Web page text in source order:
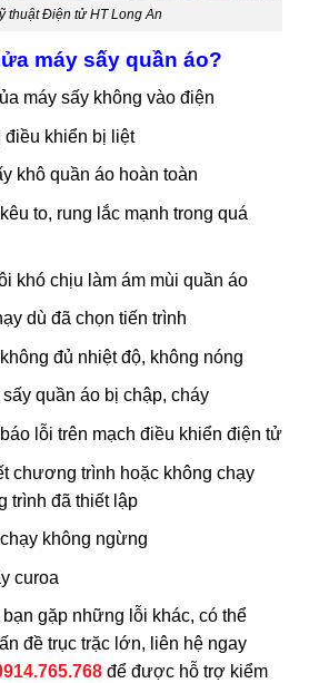
thuật Điện tử HT Long An
máy sấy quần áo?
máy sấy không vào điện
điều khiển bị liệt
khô quần áo hoàn toàn
to, rung lắc mạnh trong quá
khó chịu làm ám mùi quần áo
dù đã chọn tiến trình
đủ nhiệt độ, không nóng
quần áo bị chập, cháy
lỗi trên mạch điều khiển điện tử
chương trình hoặc không chạy
trình đã thiết lập
không ngừng
curoa
gặp những lỗi khác, có thể
đề trục trặc lớn, liên hệ ngay
để được hỗ trợ kiểm